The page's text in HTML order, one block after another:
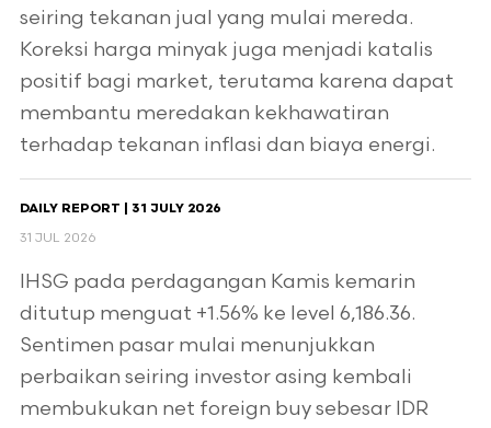
seiring tekanan jual yang mulai mereda.
Koreksi harga minyak juga menjadi katalis
positif bagi market, terutama karena dapat
membantu meredakan kekhawatiran
terhadap tekanan inflasi dan biaya energi.
DAILY REPORT | 31 JULY 2026
31 JUL 2026
IHSG pada perdagangan Kamis kemarin
ditutup menguat +1.56% ke level 6,186.36.
Sentimen pasar mulai menunjukkan
perbaikan seiring investor asing kembali
membukukan net foreign buy sebesar IDR